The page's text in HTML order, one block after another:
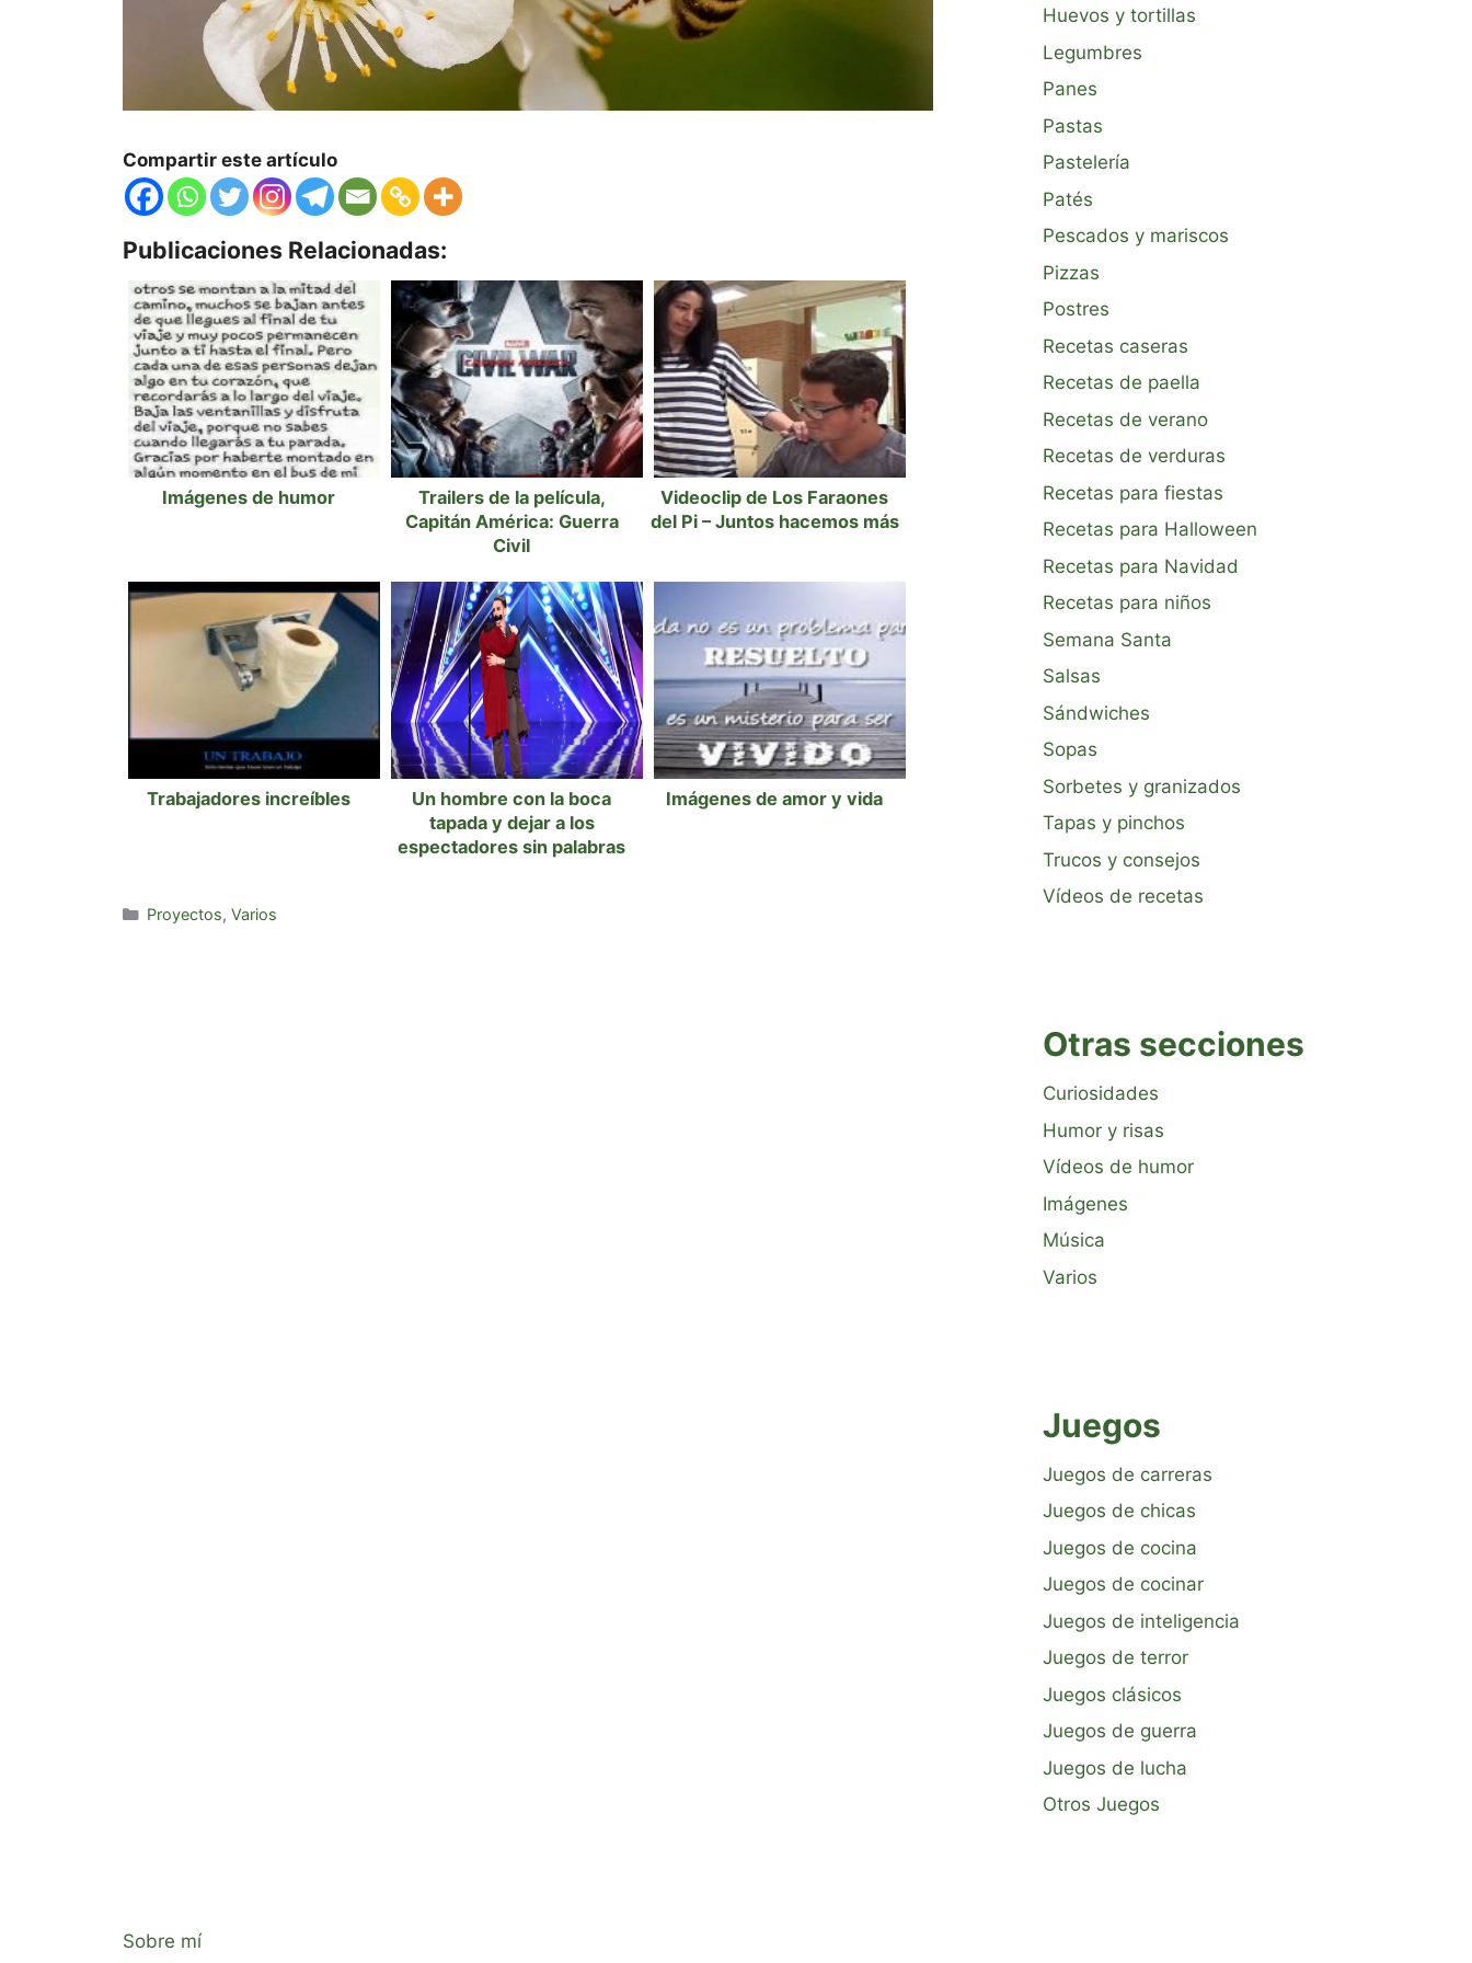
Compartir este artículo
Publicaciones Relacionadas:
Imágenes de humor
Trailers de la película,
Capitán América: Guerra
Civil
Videoclip de Los Faraones
del Pi – Juntos hacemos más
Trabajadores increíbles
Un hombre con la boca
tapada y dejar a los
espectadores sin palabras
Imágenes de amor y vida
Categorías
Proyectos, Varios
Huevos y tortillas
Legumbres
Panes
Pastas
Pastelería
Patés
Pescados y mariscos
Pizzas
Postres
Recetas caseras
Recetas de paella
Recetas de verano
Recetas de verduras
Recetas para fiestas
Recetas para Halloween
Recetas para Navidad
Recetas para niños
Semana Santa
Salsas
Sándwiches
Sopas
Sorbetes y granizados
Tapas y pinchos
Trucos y consejos
Vídeos de recetas
Otras secciones
Curiosidades
Humor y risas
Vídeos de humor
Imágenes
Música
Varios
Juegos
Juegos de carreras
Juegos de chicas
Juegos de cocina
Juegos de cocinar
Juegos de inteligencia
Juegos de terror
Juegos clásicos
Juegos de guerra
Juegos de lucha
Otros Juegos
Sobre mí